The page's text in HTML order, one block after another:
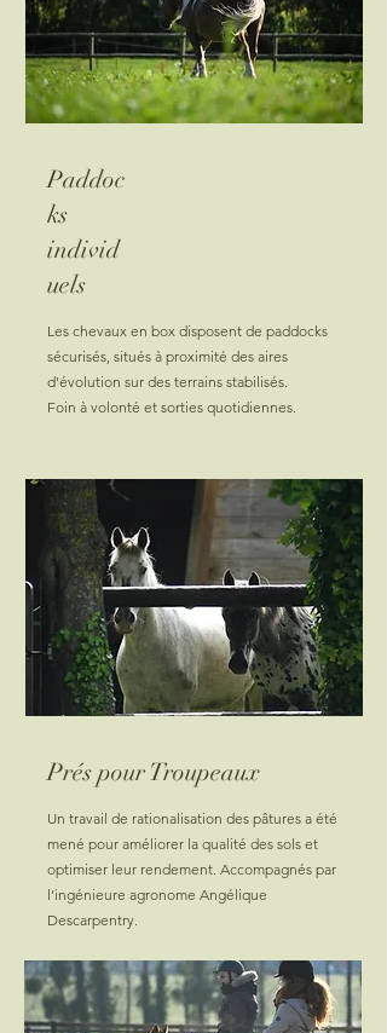
Paddoc
ks
individ
uels
Les chevaux en box disposent de paddocks
sécurisés, situés à proximité des aires
d'évolution sur des terrains stabilisés.
Foin à volonté et sorties quotidiennes.
Prés pour Troupeaux
Un travail de rationalisation des pâtures a été
mené pour améliorer la qualité des sols et
optimiser leur rendement. Accompagnés par
l’ingénieure agronome Angélique
Descarpentry.